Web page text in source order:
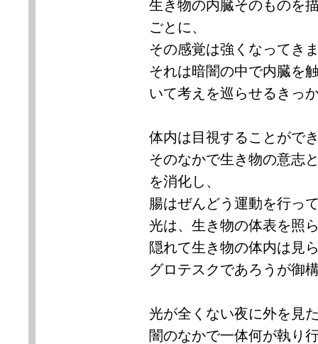
生き物の内臓そのものを
ごとに、
その感覚は強くなってき
それは暗闇の中で内臓を
いて考えを巡らせるきっ
体内は目視することがで
そのなかで生き物の意志
を消化し、
腸はぜんどう運動を行っ
光は、生き物の体表を照
隠れて生き物の体内は見
グロテスクであろうが御
光が全くない夜に外を見
闇のなかで一体何が執り